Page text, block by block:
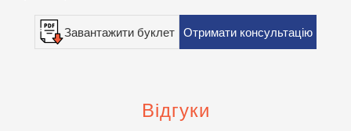
Завантажити буклет Отримати консультацію
Відгуки